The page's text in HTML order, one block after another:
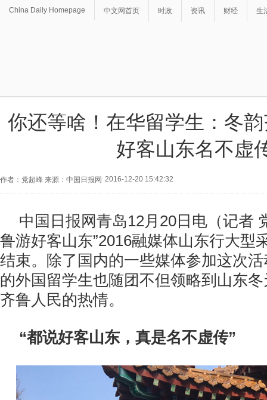
China Daily Homepage 中文网首页 时政 资讯 财经 生
你还等啥！在华留学生：冬
好客山东名不虚
作者：党超峰 来源：中国日报网 2016-12-20 15:42:32
中国日报网青岛12月20日电（记者
鲁游好客山东”2016融媒体山东行大型
结束。除了国内的一些媒体参加这次
的外国留学生也随团不但领略到山东
齐鲁人民的热情。
“都说好客山东，真是名不虚传”